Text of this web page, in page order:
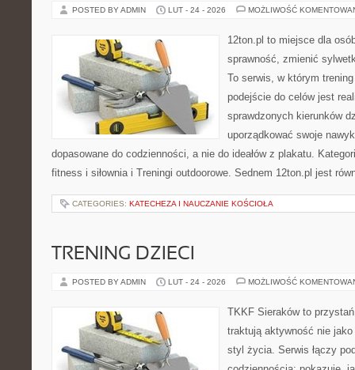
POSTED BY ADMIN LUT - 24 - 2026 MOŻLIWOŚĆ
12ton.pl to miejsce dla
sprawność, zmienić
To serwis, w którym
podejście do celów jest
sprawdzonych kierunków
uporządkować swoje
dopasowane do codzienności, a nie do ideałów z plakatu.
fitness i siłownia i Treningi outdoorowe. Sednem 12ton.pl jest
CATEGORIES: KATECHEZA I NAUCZANIE KOŚCIOŁA
TRENING DZIECI
POSTED BY ADMIN LUT - 24 - 2026 MOŻLIWOŚĆ
TKKF Sieraków to
traktują aktywność nie
styl życia. Serwis łączy